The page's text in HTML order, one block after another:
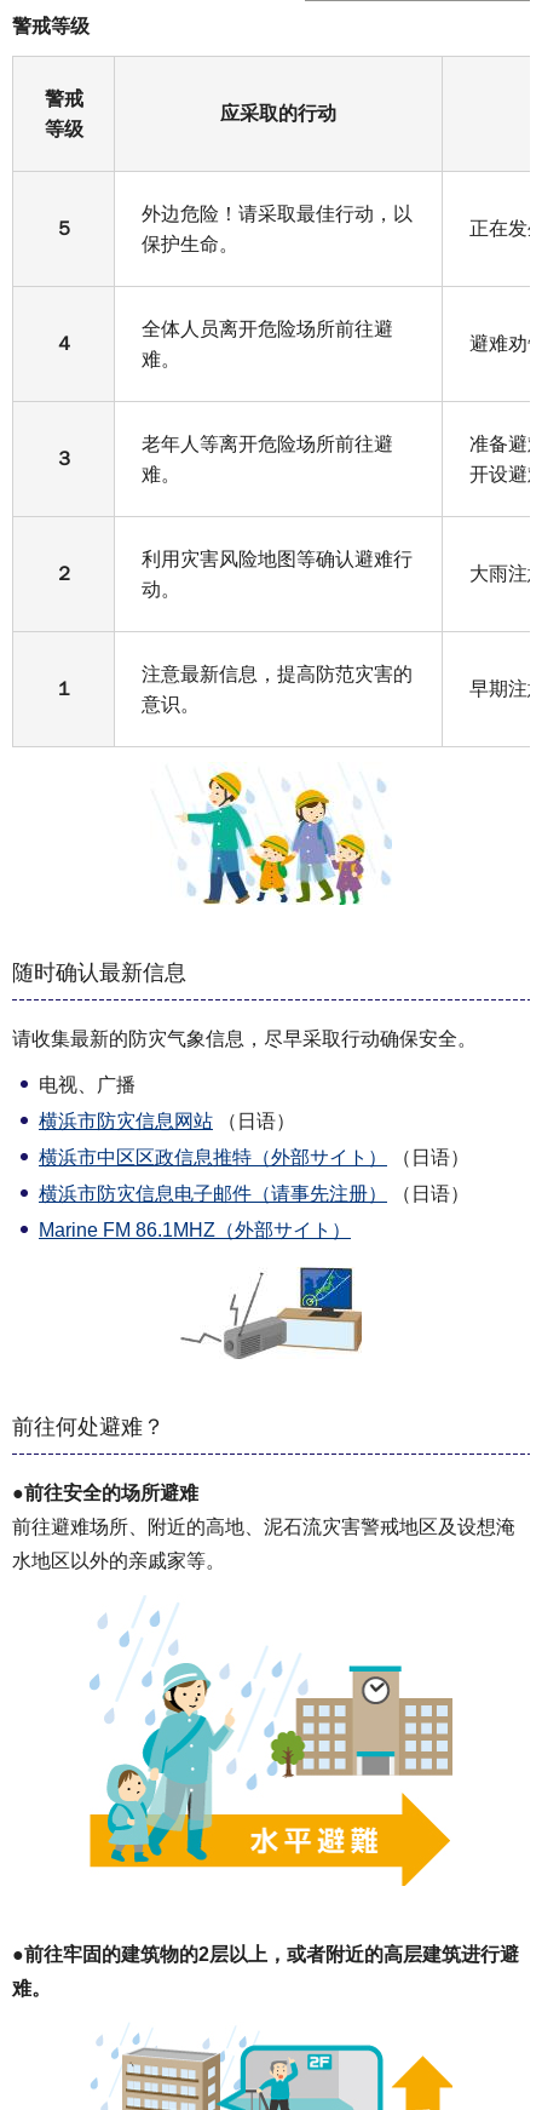
警戒等级
警戒
等级
应采取的行动
５
外边危险！请采取最佳行动，以
保护生命。
正在发
４
全体人员离开危险场所前往避
难。
避难劝
３
老年人等离开危险场所前往避
难。
准备避
开设避
２
利用灾害风险地图等确认避难行
动。
大雨注
１
注意最新信息，提高防范灾害的
意识。
早期注
随时确认最新信息
请收集最新的防灾气象信息，尽早采取行动确保安全。
电视、广播
横浜市防灾信息网站 （日语）
横浜市中区区政信息推特（外部サイト）
（日语）
横浜市防灾信息电子邮件（请事先注册）
（日语）
Marine FM 86.1MHZ（外部サイト）
前往何处避难？
●前往安全的场所避难
前往避难场所、附近的高地、泥石流灾害警戒地区及设想淹
水地区以外的亲戚家等。
●前往牢固的建筑物的2层以上，或者附近的高层建筑进行避
难。